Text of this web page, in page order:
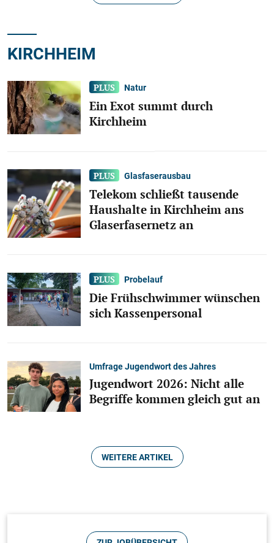
Mehrere Pkw und Imbiss
Täter in mehrere Pkw und einen Imbiss
Pedale verwechselt
Die Verwechslung der Pedale hat am
Donnerstagvormittag zu einem Unfall geführt, bei
dem sich der Fahrer verletzt hat.
Rollerfahrer aus dem Verkehr
KIRCHHEIM
Natur
Ein Exot summt durch
Kirchheim
Glasfaserausbau
Telekom schließt tausende
Haushalte in Kirchheim ans
Glaserfasernetz an
Probelauf
Die Frühschwimmer wünschen
sich Kassenpersonal
Umfrage Jugendwort des Jahres
Jugendwort 2026: Nicht alle
Begriffe kommen gleich gut an
WEITERE ARTIKEL